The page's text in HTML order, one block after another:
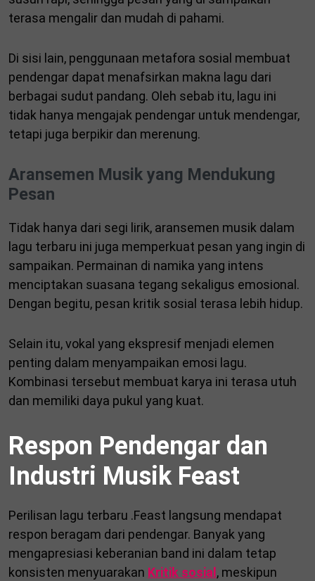
terasa mengalir dan mudah di pahami.
Di sisi lain, penggunaan metafora sosial membuat
pendengar dapat menafsirkan makna lagu dari
berbagai sudut pandang. Oleh sebab itu, lagu ini
tidak hanya mengajak pendengar untuk mendengar,
tetapi juga berpikir dan merenung.
Aransemen Musik yang Mendukung
Pesan
Tidak hanya dari segi lirik, aransemen musik dalam
lagu terbaru ini juga memperkuat pesan yang ingin di
sampaikan. Permainan di namika yang intens
menciptakan suasana tegang sekaligus emosional.
Dengan begitu, pesan kritik sosial terasa lebih hidup.
Selain itu, vokal yang ekspresif menjadi elemen
penting dalam menyampaikan emosi lagu.
Kombinasi tersebut membuat karya ini terasa utuh
dan memiliki daya pukul yang kuat.
Respon Pendengar dan
Industri Musik Feast
Perilisan lagu terbaru .Feast langsung mendapat
respon beragam dari pendengar. Banyak yang
mengapresiasi keberanian band ini dalam tetap
konsisten menyuarakan Kritik sosial , meskipun